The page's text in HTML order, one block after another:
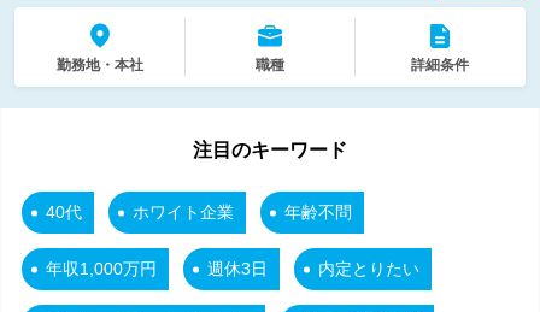
勤務地・本社 職種 詳細条件
注目のキーワード
40代 ホワイト企業 年齢不問
年収1,000万円 週休3日 内定とりたい